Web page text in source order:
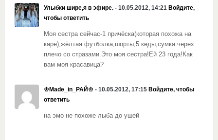
Улыбки шире,я в эфире. - 10.05.2012, 14:21 Войдите,
чтобы ответить
Моя сестра сейчас-1 причёска(которая похожа на
каре),жёлтая футболка,шорты,5 кеды,сумка через
плечо со стразами.Это моя сестра!Ей 23 года!Как
вам моя красавица?
♔Madе_in_РАЙ♔ - 10.05.2012, 17:15 Войдите, чтобы
ответить
на эмо не похоже лыба до ушей